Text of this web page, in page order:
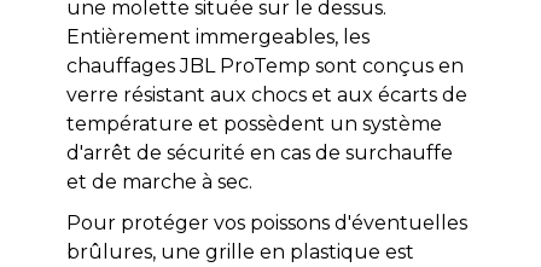
une molette située sur le dessus.
Entièrement immergeables, les
chauffages JBL ProTemp sont conçus en
verre résistant aux chocs et aux écarts de
température et possèdent un système
d'arrêt de sécurité en cas de surchauffe
et de marche à sec.
Pour protéger vos poissons d'éventuelles
brûlures, une grille en plastique est